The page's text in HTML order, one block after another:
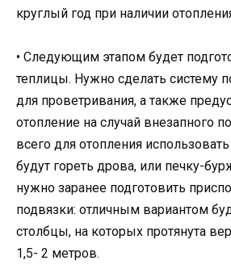
круглый год при наличии
• Следующим этапом будет
теплицы. Нужно сделать систему
для проветривания, а также
отопление на случай внезапного
всего для отопления
будут гореть дрова, или печку-
нужно заранее подготовить
подвязки: отличным вариантом
столбцы, на которых протянута
1,5- 2 метров.